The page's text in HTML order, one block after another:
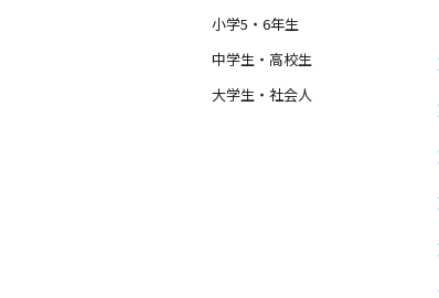
小学5・6年生
中学生・高校生
大学生・社会人